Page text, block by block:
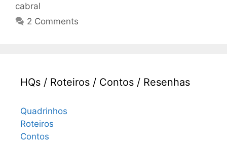
cabral
2 Comments
HQs / Roteiros / Contos / Resenhas
Quadrinhos
Roteiros
Contos